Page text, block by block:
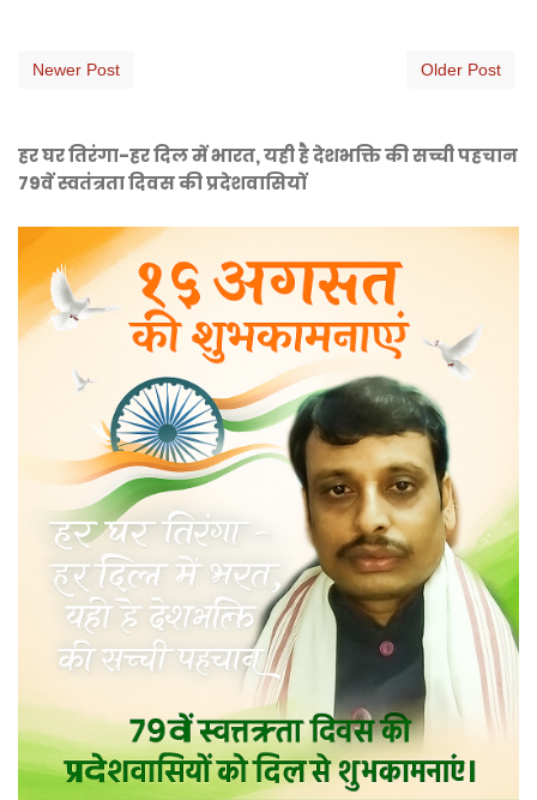
Newer Post Older Post
हर घर तिरंगा-हर दिल में भारत, यही है देशभक्ति की सच्ची पहचान
79वें स्वतंत्रता दिवस की प्रदेशवासियों